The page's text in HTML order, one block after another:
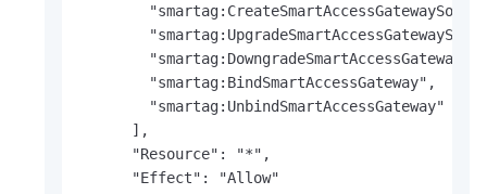
        "smartag:BindSmartAccessGateway",
        "smartag:UnbindSmartAccessGateway"
      ],
      "Resource": "*",
      "Effect": "Allow"